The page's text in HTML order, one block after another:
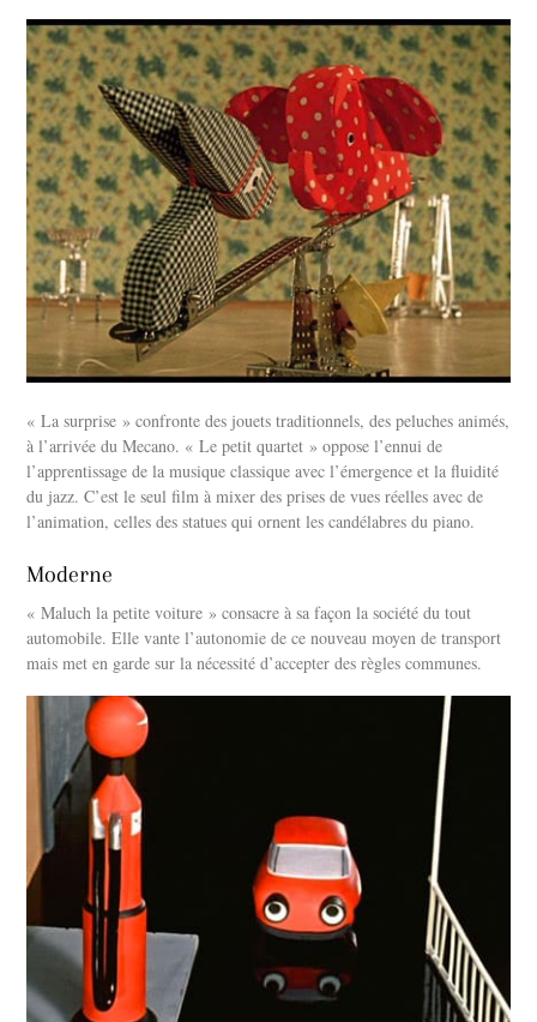
« La surprise » confronte des jouets traditionnels, des peluches animés,
à l’arrivée du Mecano. « Le petit quartet » oppose l’ennui de
l’apprentissage de la musique classique avec l’émergence et la fluidité
du jazz. C’est le seul film à mixer des prises de vues réelles avec de
l’animation, celles des statues qui ornent les candélabres du piano.
Moderne
« Maluch la petite voiture » consacre à sa façon la société du tout
automobile. Elle vante l’autonomie de ce nouveau moyen de transport
mais met en garde sur la nécessité d’accepter des règles communes.